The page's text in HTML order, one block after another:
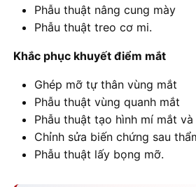
Phẫu thuật nâng cung mày
Phẫu thuật treo cơ mi.
Khắc phục khuyết điểm mắt
Ghép mỡ tự thân vùng mắt
Phẫu thuật vùng quanh mắt
Phẫu thuật tạo hình mí mắt
Chỉnh sửa biến chứng sau
Phẫu thuật lấy bọng mỡ.